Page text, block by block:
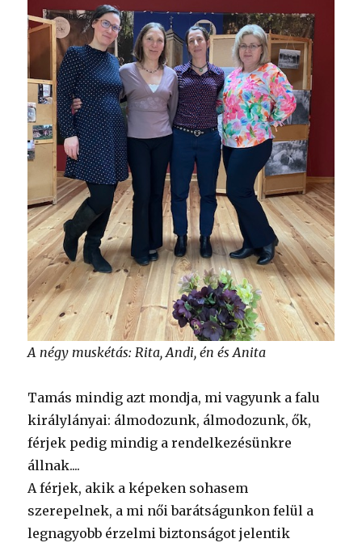
A négy muskétás: Rita, Andi, én és Anita
Tamás mindig azt mondja, mi vagyunk a falu
királylányai: álmodozunk, álmodozunk, ők,
férjek pedig mindig a rendelkezésünkre
állnak....
A férjek, akik a képeken sohasem
szerepelnek, a mi női barátságunkon felül a
legnagyobb érzelmi biztonságot jelentik